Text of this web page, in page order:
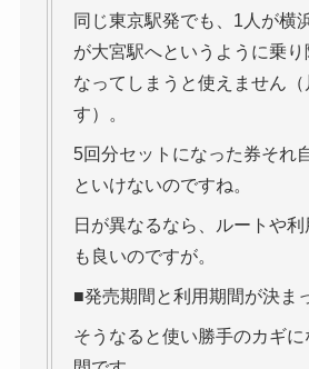
同じ東京駅発でも、1人が横
が大宮駅へというように乗
なってしまうと使えません（
す）。
5回分セットになった券それ
といけないのですね。
日が異なるなら、ルートや
も良いのですが。
■発売期間と利用期間が決ま
そうなると使い勝手のカギ